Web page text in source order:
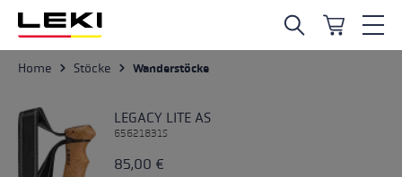
Zum Hauptinhalt springen
Home Stöcke Wanderstöcke
LEGACY LITE AS
65621831S
85,00 €